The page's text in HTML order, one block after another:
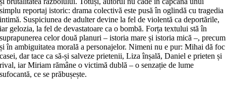
simplu reportaj istoric: drama colectivă este pusă în oglindă cu tragedia
intimă. Suspiciunea de adulter devine la fel de violentă ca deportările,
iar gelozia, la fel de devastatoare ca o bombă. Forța textului stă în
suprapunerea celor două planuri – istoria mare și istoria mică –, precum
și în ambiguitatea morală a personajelor. Nimeni nu e pur: Mihai dă foc
casei, dar tace ca să-și salveze prietenii, Liza înșală, Daniel e prieten și
rival, iar Miriam rămâne o victimă dublă – o senzație de lume
sufocantă, ce se prăbușește.